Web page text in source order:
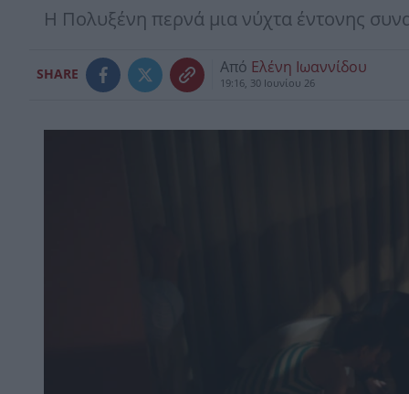
Η Πολυξένη περνά μια νύχτα έντονης
SHARE Από Ελένη Ιωαννίδου
19:16, 30 Ιουνίου 26